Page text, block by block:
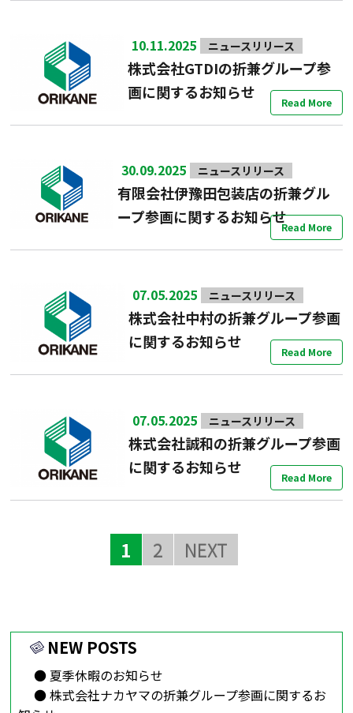
10.11.2025 ニュースリリース
株式会社GTDIの折兼グループ参
画に関するお知らせ
Read More
30.09.2025 ニュースリリース
有限会社伊豫田包装店の折兼グル
ープ参画に関するお知らせ
Read More
07.05.2025 ニュースリリース
株式会社中村の折兼グループ参画
に関するお知らせ
Read More
07.05.2025 ニュースリリース
株式会社誠和の折兼グループ参画
に関するお知らせ
Read More
1 2 NEXT
NEW POSTS
夏季休暇のお知らせ
株式会社ナカヤマの折兼グループ参画に関するお